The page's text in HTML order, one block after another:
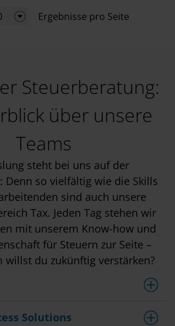
Ergebnisse pro Seite
Steuerberatung:
über unsere
Teams
steht bei uns auf der
Denn so vielfältig wie die Skills
sind auch unsere
Tax. Jeden Tag stehen wir
mit unserem Know-how und
für Steuern zur Seite –
willst du zukünftig verstärken?
Solutions